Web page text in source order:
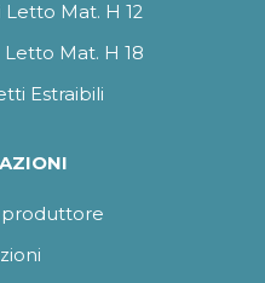
Mat. H 12
Mat. H 18
Estraibili
produttore